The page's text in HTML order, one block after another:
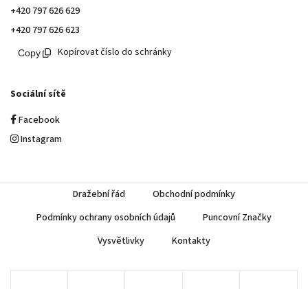
+420 797 626 629
+420 797 626 623
Kopírovat číslo do schránky
Sociální sítě
Facebook
Instagram
Dražební řád
Obchodní podmínky
Podmínky ochrany osobních údajů
Puncovní Značky
Vysvětlivky
Kontakty